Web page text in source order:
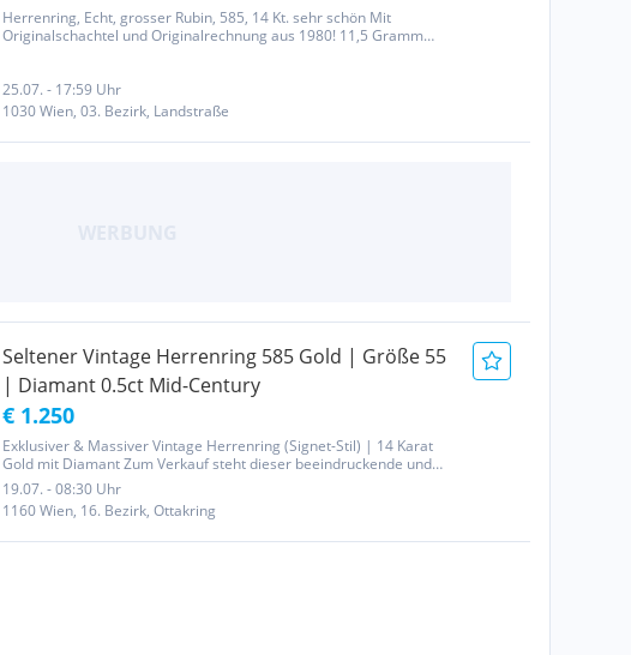
Herrenring, Echt, grosser Rubin, 585, 14 Kt. sehr schön Mit
Originalschachtel und Originalrechnung aus 1980! 11,5 Gramm
25.07. - 17:59 Uhr
1030 Wien, 03. Bezirk, Landstraße
Seltener Vintage Herrenring 585 Gold | Größe 55
| Diamant 0.5ct Mid-Century
€ 1.250
Exklusiver & Massiver Vintage Herrenring (Signet-Stil) | 14 Karat
Gold mit Diamant Zum Verkauf steht dieser beeindruckende und
massive Vintage-Herrenring aus hochwertigem 14 Karat Gelbgold
(Punze 585). Das Design ist charakteristisch für die...
19.07. - 08:30 Uhr
1160 Wien, 16. Bezirk, Ottakring